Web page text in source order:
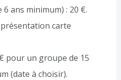
ans minimum) : 20 €.
carte
pour un groupe de 15
(date à choisir).